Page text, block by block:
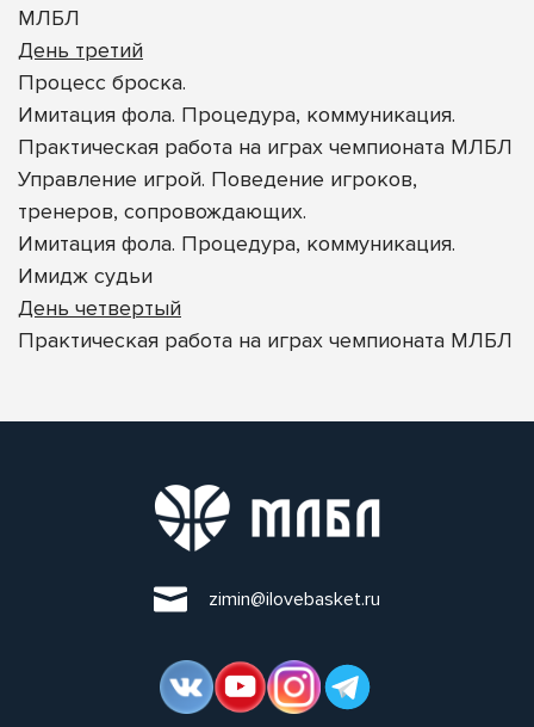
МЛБЛ
День третий
Процесс броска.
Имитация фола. Процедура, коммуникация.
Практическая работа на играх чемпионата МЛБЛ
Управление игрой. Поведение игроков,
тренеров, сопровождающих.
Имитация фола. Процедура, коммуникация.
Имидж судьи
День четвертый
Практическая работа на играх чемпионата МЛБЛ
zimin@ilovebasket.ru